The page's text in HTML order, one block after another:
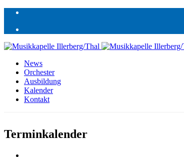
News
Orchester
Ausbildung
Kalender
Kontakt
Terminkalender